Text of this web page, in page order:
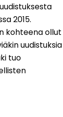
2015.
kohteena ollut
uudistuksia
tuo